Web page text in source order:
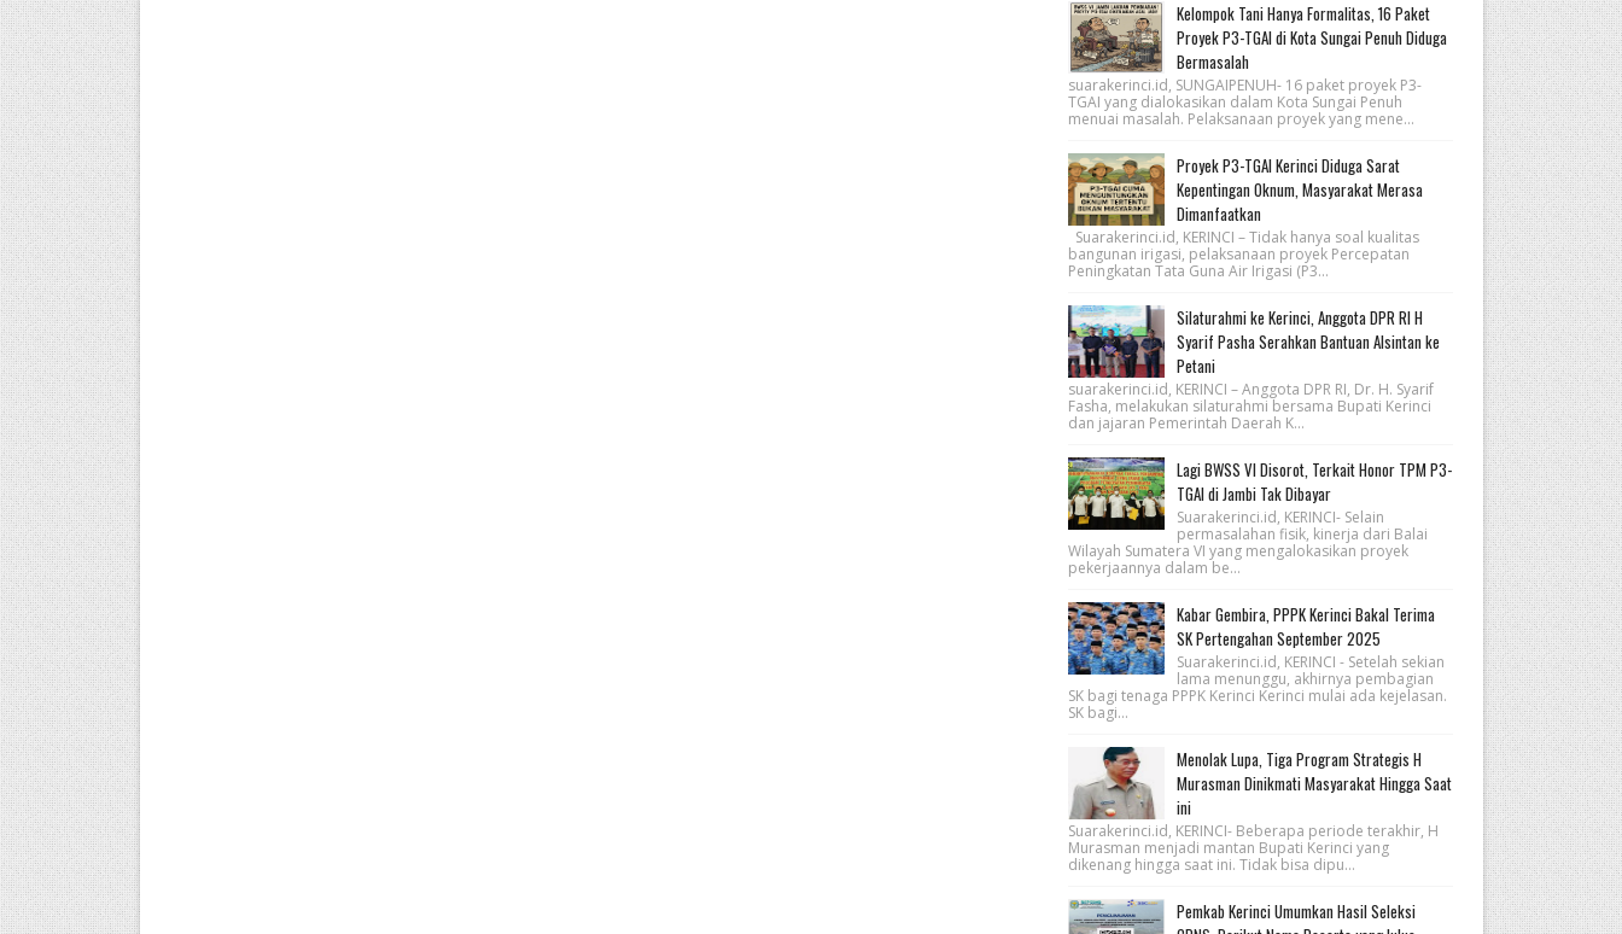
Kelompok Tani Hanya Formalitas, 16 Paket
Proyek P3-TGAI di Kota Sungai Penuh Diduga
Bermasalah
suarakerinci.id, SUNGAIPENUH- 16 paket proyek P3-
TGAI yang dialokasikan dalam Kota Sungai Penuh
menuai masalah. Pelaksanaan proyek yang mene...
Proyek P3-TGAI Kerinci Diduga Sarat
Kepentingan Oknum, Masyarakat Merasa
Dimanfaatkan
Suarakerinci.id, KERINCI – Tidak hanya soal kualitas
bangunan irigasi, pelaksanaan proyek Percepatan
Peningkatan Tata Guna Air Irigasi (P3...
Silaturahmi ke Kerinci, Anggota DPR RI H
Syarif Pasha Serahkan Bantuan Alsintan ke
Petani
suarakerinci.id, KERINCI – Anggota DPR RI, Dr. H. Syarif
Fasha, melakukan silaturahmi bersama Bupati Kerinci
dan jajaran Pemerintah Daerah K...
Lagi BWSS VI Disorot, Terkait Honor TPM P3-
TGAI di Jambi Tak Dibayar
Suarakerinci.id, KERINCI- Selain
permasalahan fisik, kinerja dari Balai
Wilayah Sumatera VI yang mengalokasikan proyek
pekerjaannya dalam be...
Kabar Gembira, PPPK Kerinci Bakal Terima
SK Pertengahan September 2025
Suarakerinci.id, KERINCI - Setelah sekian
lama menunggu, akhirnya pembagian
SK bagi tenaga PPPK Kerinci Kerinci mulai ada kejelasan.
SK bagi...
Menolak Lupa, Tiga Program Strategis H
Murasman Dinikmati Masyarakat Hingga Saat
ini
Suarakerinci.id, KERINCI- Beberapa periode terakhir, H
Murasman menjadi mantan Bupati Kerinci yang
dikenang hingga saat ini. Tidak bisa dipu...
Pemkab Kerinci Umumkan Hasil Seleksi